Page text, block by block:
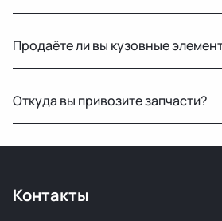
копиями — все детали снимаются
минимальным пробегом.
Продаёте ли вы кузовные
крылья, капоты, бамперы и другие
ржавчины и повреждений.
Откуда вы привозите запчасти?
подготовку перед продажей.
Контакты